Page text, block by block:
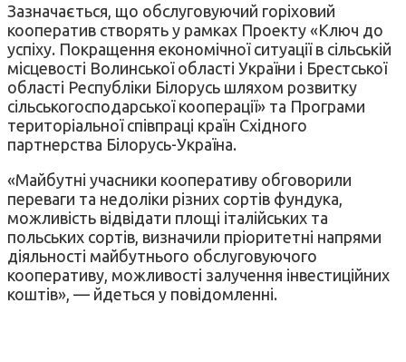
Зазначається, що обслуговуючий горіховий
кооператив створять у рамках Проекту «Ключ до
успіху. Покращення економічної ситуації в сільській
місцевості Волинської області України і Брестської
області Республіки Білорусь шляхом розвитку
сільськогосподарської кооперації» та Програми
територіальної співпраці країн Східного
партнерства Білорусь-Україна.
«Майбутні учасники кооперативу обговорили
переваги та недоліки різних сортів фундука,
можливість відвідати площі італійських та
польських сортів, визначили пріоритетні напрями
діяльності майбутнього обслуговуючого
кооперативу, можливості залучення інвестиційних
коштів», — йдеться у повідомленні.